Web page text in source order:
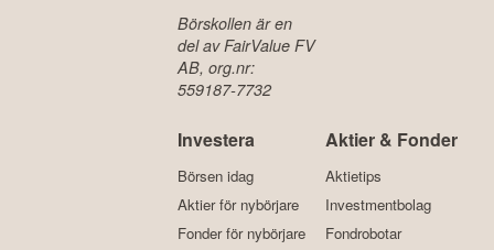
Börskollen är en
del av FairValue FV
AB, org.nr:
559187-7732
Investera
Börsen idag
Aktier för nybörjare
Fonder för nybörjare
Aktier & Fonder
Aktietips
Investmentbolag
Fondrobotar